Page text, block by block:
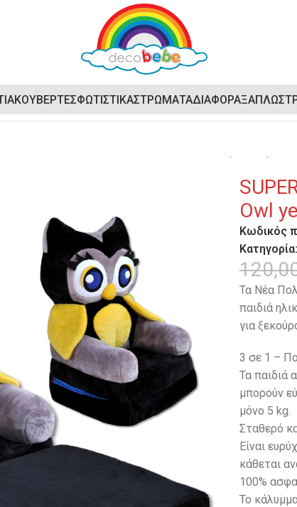
ΚΟΥΒΕΡΤΕΣΦΩΤΙΣΤΙΚΑΣΤΡΩΜΑΤΑΔΙΑΦΟΡΑ
Owl
Κωδικός
Κατηγορία:
Τα Νέα
παιδιά
για
3 σε 1 –
Τα παιδιά
μπορούν
μόνο 5 kg.
Σταθερό
Eίναι
κάθεται
100%
Το